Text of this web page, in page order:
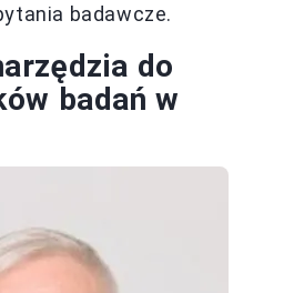
badawcze.
do
badań w